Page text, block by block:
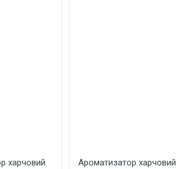
харчовий
Ароматизатор харчовий